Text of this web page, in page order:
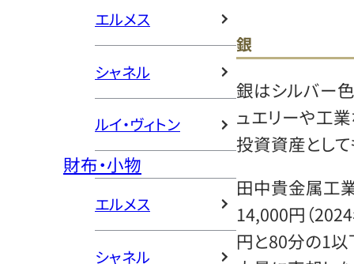
エルメス
シャネル
ルイ・ヴィトン
財布・小物
エルメス
シャネル
銀
銀はシルバー
ュエリーや工
投資資産とし
田中貴金属工
14,000円（
円と80分の1以